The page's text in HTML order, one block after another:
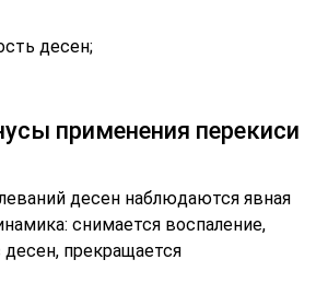
десен;
применения перекиси
десен наблюдаются явная
снимается воспаление,
десен, прекращается